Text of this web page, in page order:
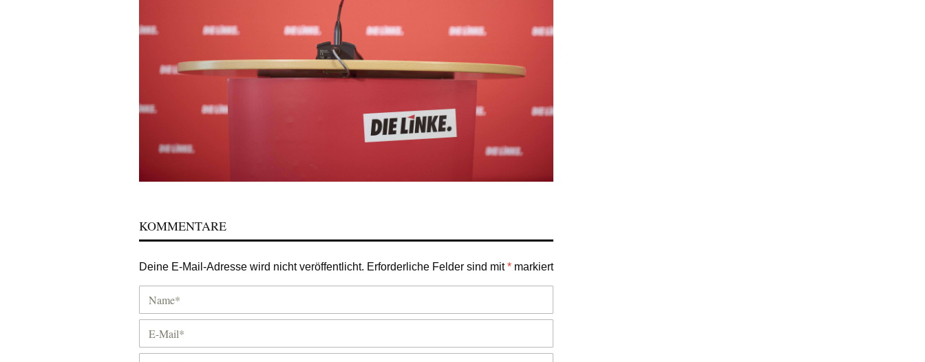
KOMMENTARE
Deine E-Mail-Adresse wird nicht veröffentlicht. Erforderliche Felder sind mit* markiert